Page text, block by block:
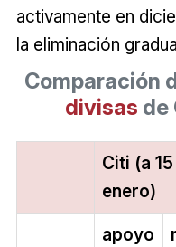
activamente en
la eliminación
Comparación
divisas de
Citi (a
enero)
apoyo